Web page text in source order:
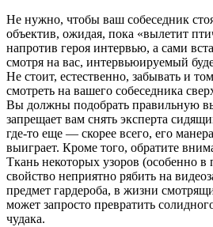
Не нужно, чтобы ваш собеседник
объектив, ожидая, пока «вылетит
напротив героя интервью, а сами
смотря на вас, интервьюируемый
Не стоит, естественно, забывать и
смотреть на вашего собеседника
Вы должны подобрать правильную
запрещает вам снять эксперта
где-то еще — скорее всего, его
выиграет. Кроме того, обратите
Ткань некоторых узоров (особенно в
свойство неприятно рябить на
предмет гардероба, в жизни
может запросто превратить
чудака.